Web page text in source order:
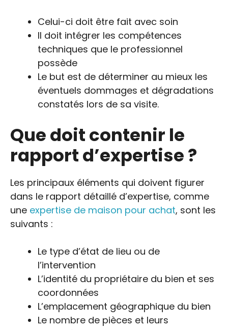
Celui-ci doit être fait avec soin
Il doit intégrer les compétences
techniques que le professionnel
possède
Le but est de déterminer au mieux les
éventuels dommages et dégradations
constatés lors de sa visite.
Que doit contenir le
rapport d’expertise ?
Les principaux éléments qui doivent figurer
dans le rapport détaillé d’expertise, comme
une expertise de maison pour achat, sont les
suivants :
Le type d’état de lieu ou de
l’intervention
L’identité du propriétaire du bien et ses
coordonnées
L’emplacement géographique du bien
Le nombre de pièces et leurs